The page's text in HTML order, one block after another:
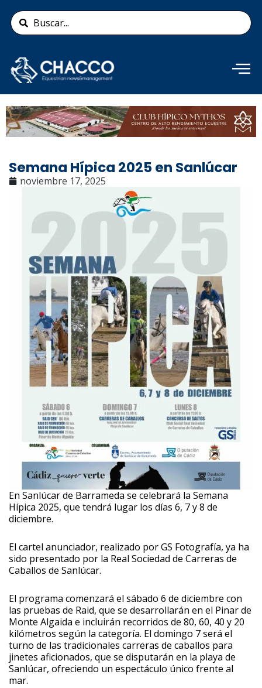
contenido
Search
...
Añade aquí tu texto de
cabecera
Semana Hípica 2025 en Sanlúcar
noviembre 17, 2025
En Sanlúcar de Barrameda se celebrará la Semana
Hípica 2025, que tendrá lugar los días 6, 7 y 8 de
diciembre.
El cartel anunciador, realizado por GS Fotografía, ya ha
sido presentado por la Real Sociedad de Carreras de
Caballos de Sanlúcar.
El programa comenzará el sábado 6 de diciembre con
las pruebas de Raid, que se desarrollarán en el Pinar de
Monte Algaida e incluirán recorridos de 80, 60, 40 y 20
kilómetros según la categoría. El domingo 7 será el
turno de las tradicionales carreras de caballos para
jinetes aficionados, que se disputarán en la playa de
Sanlúcar, ofreciendo un espectáculo único frente al
mar.